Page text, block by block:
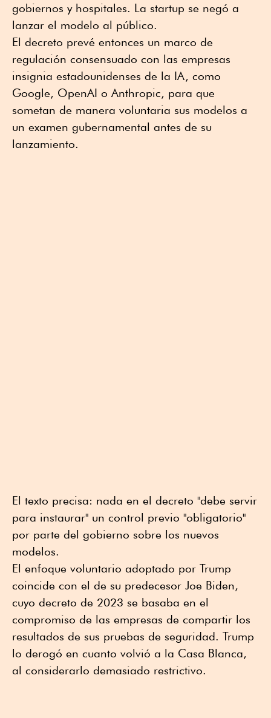
gobiernos y hospitales. La startup se negó a
lanzar el modelo al público.
El decreto prevé entonces un marco de
regulación consensuado con las empresas
insignia estadounidenses de la IA, como
Google, OpenAI o Anthropic, para que
sometan de manera voluntaria sus modelos a
un examen gubernamental antes de su
lanzamiento.
El texto precisa: nada en el decreto "debe servir
para instaurar" un control previo "obligatorio"
por parte del gobierno sobre los nuevos
modelos.
El enfoque voluntario adoptado por Trump
coincide con el de su predecesor Joe Biden,
cuyo decreto de 2023 se basaba en el
compromiso de las empresas de compartir los
resultados de sus pruebas de seguridad. Trump
lo derogó en cuanto volvió a la Casa Blanca,
al considerarlo demasiado restrictivo.